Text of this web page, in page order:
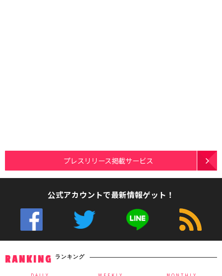
プレスリリース掲載サービス
公式アカウントで最新情報ゲット！
RANKING ランキング